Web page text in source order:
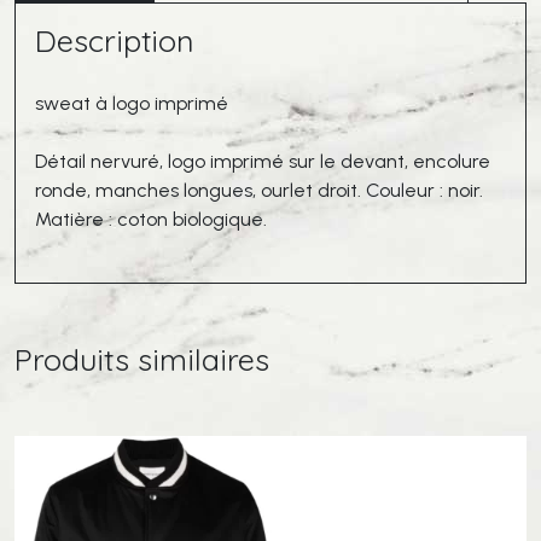
Description
sweat à logo imprimé
Détail nervuré, logo imprimé sur le devant, encolure
ronde, manches longues, ourlet droit. Couleur : noir.
Matière : coton biologique.
Produits similaires